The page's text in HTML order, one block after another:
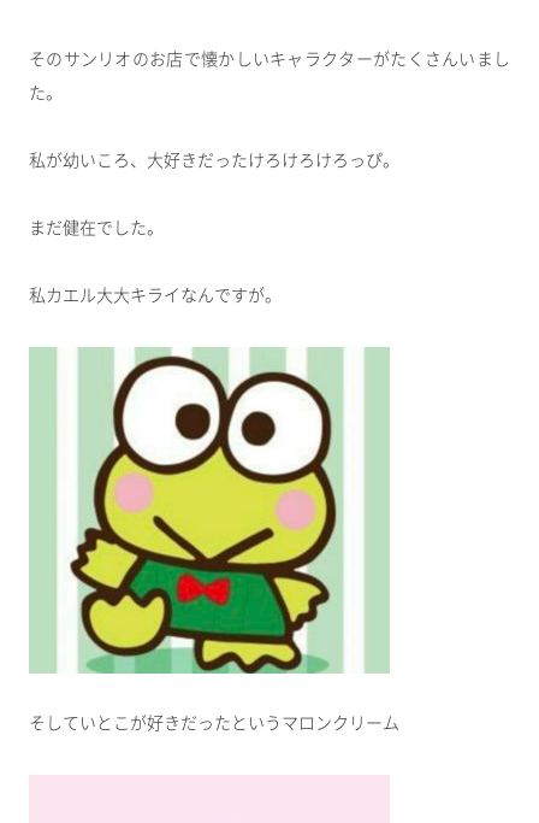
そのサンリオのお店で懐かしいキャラクターがたくさんいまし
た。
私が幼いころ、大好きだったけろけろけろっぴ。
まだ健在でした。
私カエル大大キライなんですが。
そしていとこが好きだったというマロンクリーム